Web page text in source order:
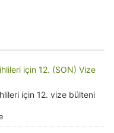
için 12. (SON) Vize
için 12. vize bülteni